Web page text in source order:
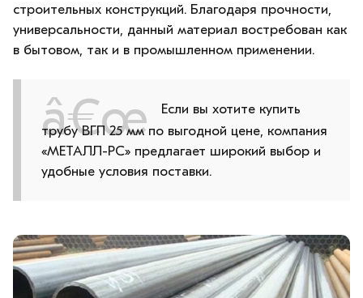
строительных конструкций. Благодаря прочности,
универсальности, данный материал востребован как
в бытовом, так и в промышленном применении.
Если вы хотите купить
трубу ВГП 25 мм по выгодной цене, компания
«МЕТАЛЛ-РС» предлагает широкий выбор и
удобные условия поставки.